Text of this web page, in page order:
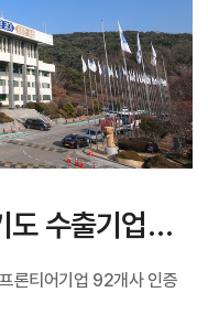
경기도 ‘2020년 경기도 수출기업인의 날’ 맞아 우수 수출기업 및 유공자 표창
론티어기업 92개사 인증